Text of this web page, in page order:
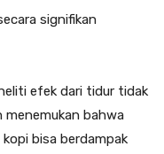
signifikan
efek dari tidur tidak
menemukan bahwa
bisa berdampak